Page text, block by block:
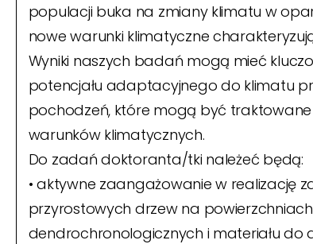
populacji buka na zmiany klimatu w
nowe warunki klimatyczne
Wyniki naszych badań mogą mieć
potencjału adaptacyjnego do klimatu
pochodzeń, które mogą być traktowane
warunków klimatycznych.
Do zadań doktoranta/tki należeć będą:
• aktywne zaangażowanie w realizację
przyrostowych drzew na
dendrochronologicznych i materiału